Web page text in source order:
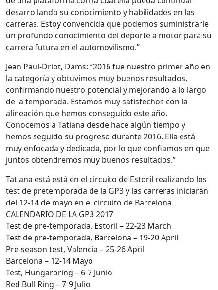
desarrollando su conocimiento y habilidades en las
carreras. Estoy convencida que podemos suministrarle
un profundo conocimiento del deporte a motor para su
carrera futura en el automovilismo.”
Jean Paul-Driot, Dams: “2016 fue nuestro primer año en
la categoría y obtuvimos muy buenos resultados,
confirmando nuestro potencial y mejorando a lo largo
de la temporada. Estamos muy satisfechos con la
alineación que hemos conseguido este año.
Conocemos a Tatiana desde hace algún tiempo y
hemos seguido su progreso durante 2016. Ella está
muy enfocada y dedicada, por lo que confiamos en que
juntos obtendremos muy buenos resultados.”
Tatiana está está en el circuito de Estoril realizando los
test de pretemporada de la GP3 y las carreras iniciarán
del 12-14 de mayo en el circuito de Barcelona.
CALENDARIO DE LA GP3 2017
Test de pre-temporada, Estoril – 22-23 March
Test de pre-temporada, Barcelona – 19-20 April
Pre-season test, Valencia – 25-26 April
Barcelona – 12-14 Mayo
Test, Hungaroring – 6-7 Junio
Red Bull Ring – 7-9 Julio